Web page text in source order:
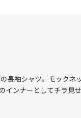
袖シャツ。モックネ
インナーとしてチラ見